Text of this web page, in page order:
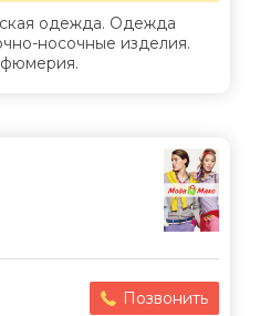
одежда. Одежда
носочные изделия.
Позвонить